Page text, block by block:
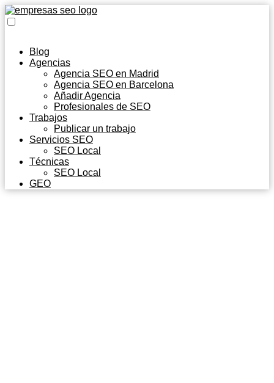
Blog
Agencias
Agencia SEO en Madrid
Agencia SEO en Barcelona
Añadir Agencia
Profesionales de SEO
Trabajos
Publicar un trabajo
Servicios SEO
SEO Local
Técnicas
SEO Local
GEO